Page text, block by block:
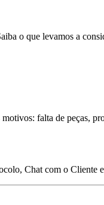
o que levamos a
falta de peças,
Chat com o Cliente